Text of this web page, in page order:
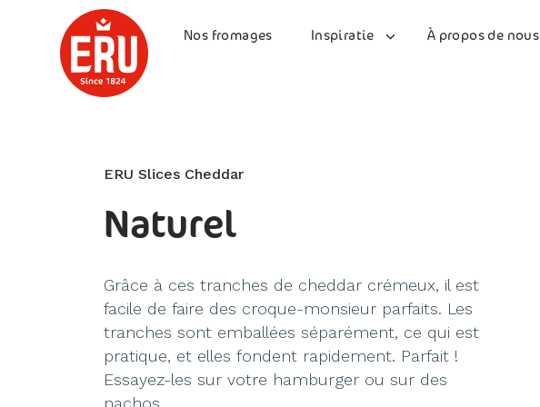
Nos fromages Inspiratie À propos de nous
ERU Slices Cheddar
Naturel
Grâce à ces tranches de cheddar crémeux, il est
facile de faire des croque-monsieur parfaits. Les
tranches sont emballées séparément, ce qui est
pratique, et elles fondent rapidement. Parfait !
Essayez-les sur votre hamburger ou sur des
nachos.